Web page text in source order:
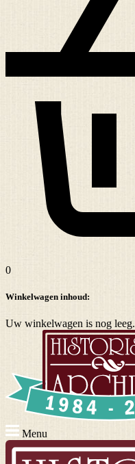
0
Winkelwagen inhoud:
Uw winkelwagen is nog leeg.
Menu